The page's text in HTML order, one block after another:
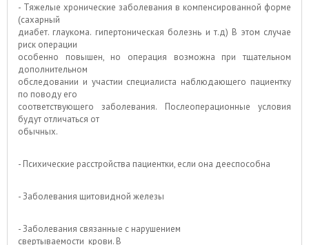
- Тяжелые хронические заболевания в компенсированной форме
(сахарный
диабет. глаукома. гипертоническая болезнь и т.д) В этом случае
риск операции
особенно повышен, но операция возможна при тщательном
дополнительном
обследовании и участии специалиста наблюдающего пациентку
по поводу его
соответствующего заболевания. Послеоперационные условия
будут отличаться от
обычных.
- Психические расстройства пациентки, если она дееспособна
- Заболевания щитовидной железы
- Заболевания связанные с нарушением
свертываемости крови. В